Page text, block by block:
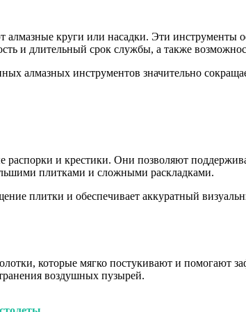
алмазные круги или насадки. Эти инструменты
и длительный срок службы, а также
алмазных инструментов значительно
и крестики. Они позволяют
плитками и сложными раскладками.
плитки и обеспечивает аккуратный
которые мягко постукивают и помогают
воздушных пузырей.